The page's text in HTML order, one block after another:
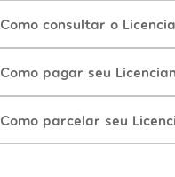
Como consultar o
Como pagar seu
Como parcelar seu